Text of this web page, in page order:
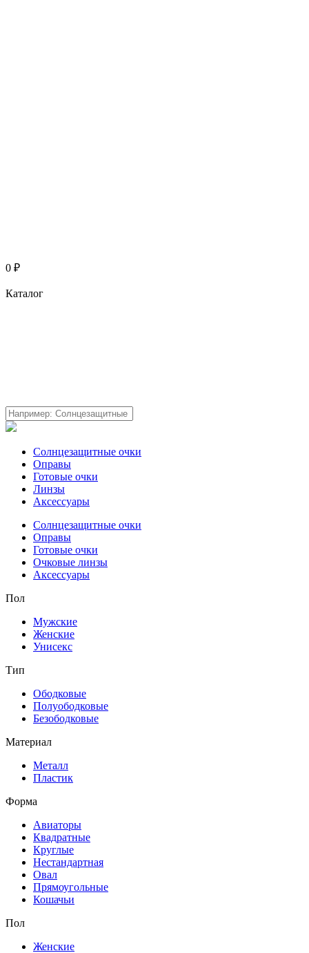
0 ₽
Каталог
Солнцезащитные очки
Оправы
Готовые очки
Линзы
Аксессуары
Солнцезащитные очки
Оправы
Готовые очки
Очковые линзы
Аксессуары
Пол
Мужские
Женские
Унисекс
Тип
Ободковые
Полуободковые
Безободковые
Материал
Металл
Пластик
Форма
Авиаторы
Квадратные
Круглые
Нестандартная
Овал
Прямоугольные
Кошачьи
Пол
Женские